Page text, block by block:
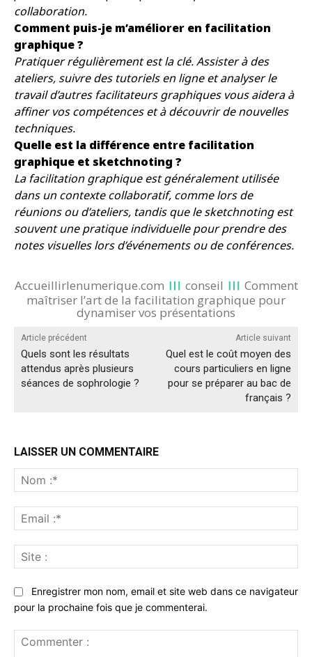
collaboration.
Comment puis-je m’améliorer en facilitation
graphique ?
Pratiquer régulièrement est la clé. Assister à des
ateliers, suivre des tutoriels en ligne et analyser le
travail d’autres facilitateurs graphiques vous aidera à
affiner vos compétences et à découvrir de nouvelles
techniques.
Quelle est la différence entre facilitation
graphique et sketchnoting ?
La facilitation graphique est généralement utilisée
dans un contexte collaboratif, comme lors de
réunions ou d’ateliers, tandis que le sketchnoting est
souvent une pratique individuelle pour prendre des
notes visuelles lors d’événements ou de conférences.
Accueillirlenumerique.com conseil
Comment
maîtriser l’art de la facilitation graphique pour
dynamiser vos présentations
Article précédent
Quels sont les résultats
attendus après plusieurs
séances de sophrologie ?
Article suivant
Quel est le coût moyen des
cours particuliers en ligne
pour se préparer au bac de
français ?
LAISSER UN COMMENTAIRE
:*
:*
:
Enregistrer mon nom, email et site web dans ce navigateur
pour la prochaine fois que je commenterai.